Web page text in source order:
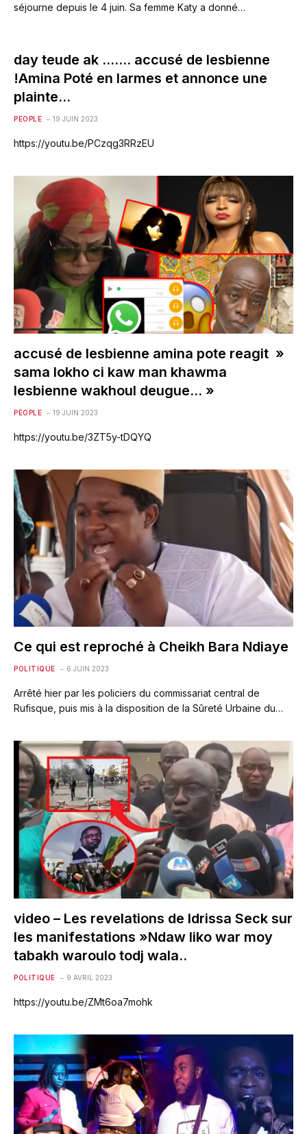
séjourne depuis le 4 juin. Sa femme Katy a donné…
day teude ak ……. accusé de lesbienne
!Amina Poté en larmes et annonce une
plainte…
PEOPLE 19 JUIN 2023
https://youtu.be/PCzqg3RRzEU
accusé de lesbienne amina pote reagit »
sama lokho ci kaw man khawma
lesbienne wakhoul deugue… »
PEOPLE 19 JUIN 2023
https://youtu.be/3ZT5y-tDQYQ
Ce qui est reproché à Cheikh Bara Ndiaye
POLITIQUE 6 JUIN 2023
Arrêté hier par les policiers du commissariat central de
Rufisque, puis mis à la disposition de la Sûreté Urbaine du…
video – Les revelations de Idrissa Seck sur
les manifestations »Ndaw liko war moy
tabakh waroulo todj wala..
POLITIQUE 9 AVRIL 2023
https://youtu.be/ZMt6oa7mohk